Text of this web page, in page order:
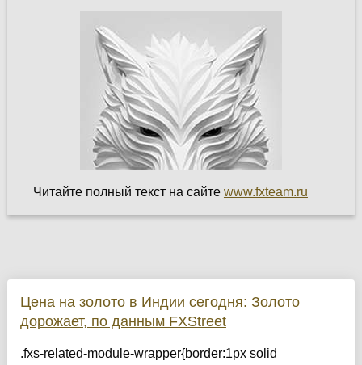
Читайте полный текст на сайте www.fxteam.ru
Цена на золото в Индии сегодня: Золото
дорожает, по данным FXStreet
.fxs-related-module-wrapper{border:1px solid